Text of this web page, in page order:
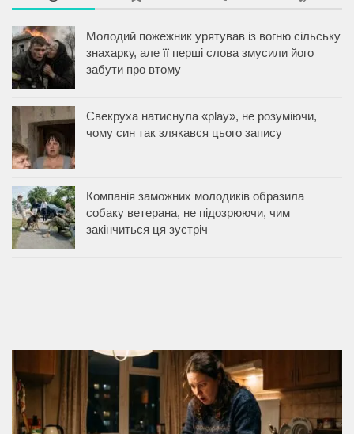
Молодий пожежник урятував із вогню сільську
знахарку, але її перші слова змусили його
забути про втому
Свекруха натиснула «play», не розуміючи,
чому син так злякався цього запису
Компанія заможних молодиків образила
собаку ветерана, не підозрюючи, чим
закінчиться ця зустріч